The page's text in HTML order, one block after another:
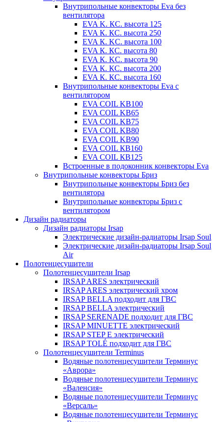
Внутрипольные конвекторы Eva без
вентилятора
EVA K. КС. высота 125
EVA К. КС. высота 250
EVA К. KС. высота 100
EVA К. КС. высота 80
EVA К. KC. высота 90
EVA К. КС. высота 200
EVA К. КС. высота 160
Внутрипольные конвекторы Eva с
вентилятором
EVA COIL KB100
EVA COIL KB65
EVA COIL KB75
EVA COIL KB80
EVA COIL KB90
EVA COIL КВ160
EVA COIL КВ125
Встроенные в подоконник конвекторы Eva
Внутрипольные конвекторы Бриз
Внутрипольные конвекторы Бриз без
вентилятора
Внутрипольные конвекторы Бриз с
вентилятором
Дизайн радиаторы
Дизайн радиаторы Irsap
Электрические дизайн-радиаторы Irsap Soul
Электрические дизайн-радиаторы Irsap Soul
Air
Полотенцесушители
Полотенцесушители Irsap
IRSAP ARES электрический
IRSAP ARES электрический хром
IRSAP BELLA подходит для ГВС
IRSAP BELLA электрический
IRSAP SERENADE подходит для ГВС
IRSAP MINUETTE электрический
IRSAP STEP E электрический
IRSAP TOLÉ подходит для ГВС
Полотенцесушители Terminus
Водяные полотенцесушители Терминус
«Аврора»
Водяные полотенцесушители Терминус
«Валенсия»
Водяные полотенцесушители Терминус
«Версаль»
Водяные полотенцесушители Терминус